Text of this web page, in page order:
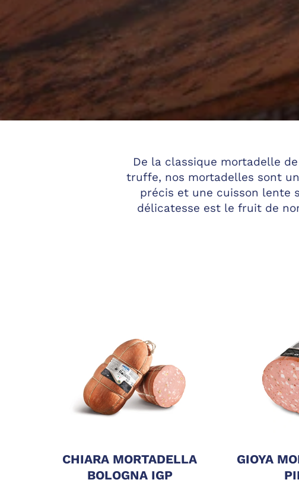
De la classique mortadelle
truffe, nos mortadelles sont
précis et une cuisson lente
délicatesse est le fruit de
CHIARA MORTADELLA
BOLOGNA IGP
GIOYA